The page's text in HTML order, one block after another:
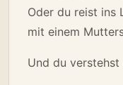
Oder du reist ins
mit einem
Und du verstehst